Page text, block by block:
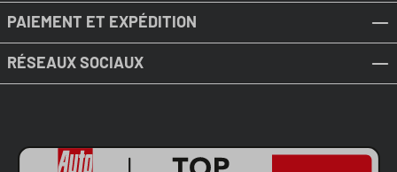
PAIEMENT ET EXPÉDITION
RÉSEAUX SOCIAUX